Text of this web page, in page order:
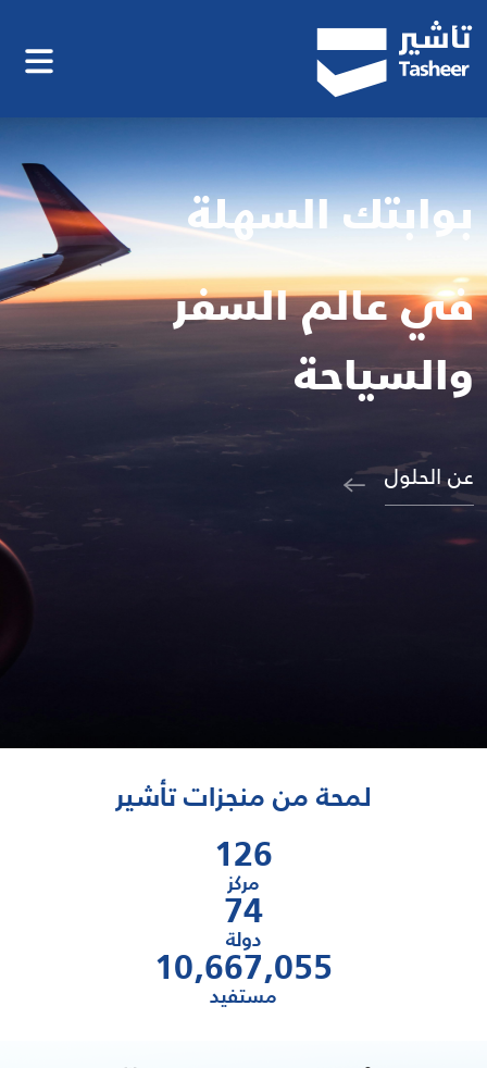
بوابتك السهلة
في عالم السفر
والسياحة
عن الحلول
لمحة من منجزات تأشير
126
مركز
74
دولة
18,468,334
مستفيد